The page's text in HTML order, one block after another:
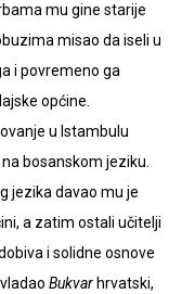
mu gine starije
misao da iseli u
i povremeno ga
općine.
u Istambulu
bosanskom jeziku.
jezika davao mu je
a zatim ostali učitelji
i solidne osnove
Bukvar hrvatski,